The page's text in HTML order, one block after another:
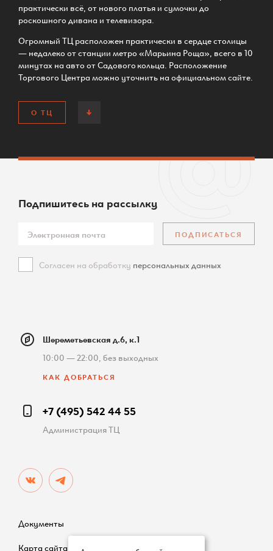
практически всё, от нового платья и сумочки до
роскошного дивана и телевизора.
Огромный ТЦ расположен практически в сердце столицы
— недалеко от станции метро «Марьина Роща», всего в 10
минутах на авто от Садового кольца. Расположение
Торгового Центра можно уточнить на официальном сайте.
О ТЦ
Подпишитесьна рассылку
ПОДПИСАТЬСЯ
Согласен на обработку персональных данных
Документы
Карта сайта
Шереметьевская д.6, к.1
10:00 — 22:00, без выходных
КАК ДОБРАТЬСЯ
+7 (495) 542 44 55
Администрация ТЦ